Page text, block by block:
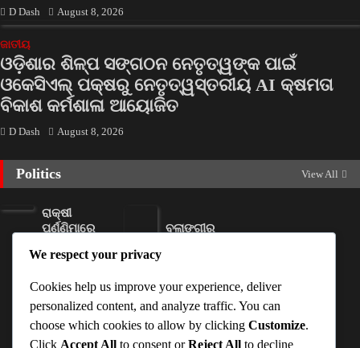
D Dash August 8, 2026
ଜାତୀୟ
ଓଡ଼ିଶାର ଶିଳ୍ପ ସଙ୍ଗଠନ ନେତୃତ୍ୱଙ୍କ ପାଇଁ
ଓକେସିଏଲ୍ ପକ୍ଷରୁ ନେତୃତ୍ୱସ୍ତରୀୟ AI କ୍ଷମତା
ବିକାଶ କର୍ମଶାଳା ଆୟୋଜିତ
D Dash August 8, 2026
Politics View All
ରାକ୍ଷୀ
ପୂର୍ଣ୍ଣିମାରେ
ସୁଭଦ୍ରା
ବଲାଙ୍ଗୀର
Ankita
Sahoo
August 7,
2026
We respect your privacy
Cookies help us improve your experience, deliver
personalized content, and analyze traffic. You can
choose which cookies to allow by clicking Customize.
Click Accept All to consent orReject All to decline